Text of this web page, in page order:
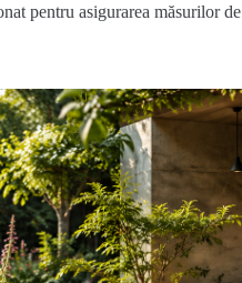
pentru asigurarea măsurilor de